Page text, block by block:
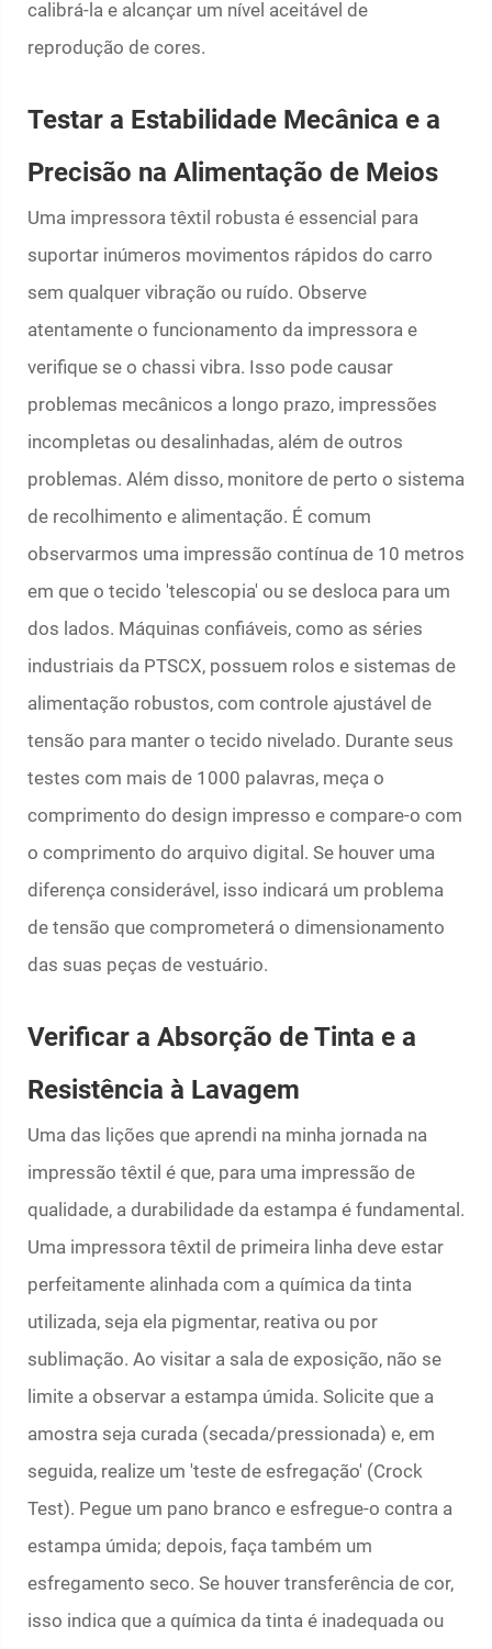
calibrá-la e alcançar um nível aceitável de
reprodução de cores.
Testar a Estabilidade Mecânica e a
Precisão na Alimentação de Meios
Uma impressora têxtil robusta é essencial para
suportar inúmeros movimentos rápidos do carro
sem qualquer vibração ou ruído. Observe
atentamente o funcionamento da impressora e
verifique se o chassi vibra. Isso pode causar
problemas mecânicos a longo prazo, impressões
incompletas ou desalinhadas, além de outros
problemas. Além disso, monitore de perto o sistema
de recolhimento e alimentação. É comum
observarmos uma impressão contínua de 10 metros
em que o tecido 'telescopia' ou se desloca para um
dos lados. Máquinas confiáveis, como as séries
industriais da PTSCX, possuem rolos e sistemas de
alimentação robustos, com controle ajustável de
tensão para manter o tecido nivelado. Durante seus
testes com mais de 1000 palavras, meça o
comprimento do design impresso e compare-o com
o comprimento do arquivo digital. Se houver uma
diferença considerável, isso indicará um problema
de tensão que comprometerá o dimensionamento
das suas peças de vestuário.
Verificar a Absorção de Tinta e a
Resistência à Lavagem
Uma das lições que aprendi na minha jornada na
impressão têxtil é que, para uma impressão de
qualidade, a durabilidade da estampa é fundamental.
Uma impressora têxtil de primeira linha deve estar
perfeitamente alinhada com a química da tinta
utilizada, seja ela pigmentar, reativa ou por
sublimação. Ao visitar a sala de exposição, não se
limite a observar a estampa úmida. Solicite que a
amostra seja curada (secada/pressionada) e, em
seguida, realize um 'teste de esfregação' (Crock
Test). Pegue um pano branco e esfregue-o contra a
estampa úmida; depois, faça também um
esfregamento seco. Se houver transferência de cor,
isso indica que a química da tinta é inadequada ou